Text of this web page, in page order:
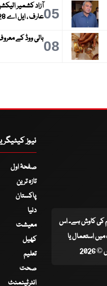
05عارف ، ایل اے 28 میں پیپلز پارٹی کے بازل نقوی کامیاب
08بالی ووڈ کے
ٹیم کی کاوش ہے۔ اس
استعمال یا
نیوز
صفحۂ اول
تازہ ترین
پاکستان
دنیا
معیشت
کھیل
تعلیم
صحت
انٹرٹینمنٹ